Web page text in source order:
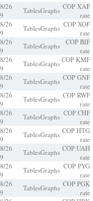
26
TablesGraphs COP XAF
rate
26
TablesGraphs COP XOF
rate
26
TablesGraphs
COP BIF
rate
26
TablesGraphs COP KMF
rate
26
TablesGraphs COP GNF
rate
26
TablesGraphs COP RWF
rate
26
TablesGraphs COP CHF
rate
26
TablesGraphs COP HTG
rate
26
TablesGraphs COP UAH
rate
26
TablesGraphs COP PYG
rate
26
TablesGraphs COP PGK
rate